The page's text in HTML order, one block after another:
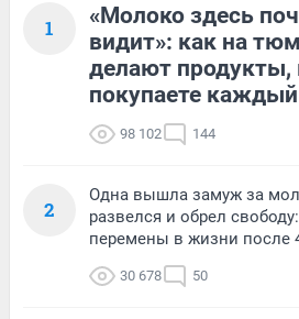
1
«Молоко здесь
видит»: как на
делают
покупаете
98 102 144
2
Одна вышла замуж за
развелся и обрел
перемены в жизни после
30 678 50